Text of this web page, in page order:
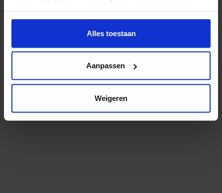
Wil je meer weten of de voorkeur aanpassen, bekijk dan
https://www.hku.nl/privacy-statement-en-
Alles toestaan
Aanpassen
Weigeren